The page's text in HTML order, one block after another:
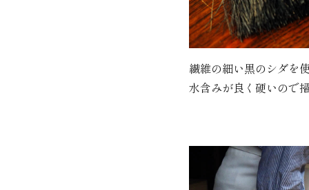
繊維の細い黒のシダを
水含みが良く硬いので